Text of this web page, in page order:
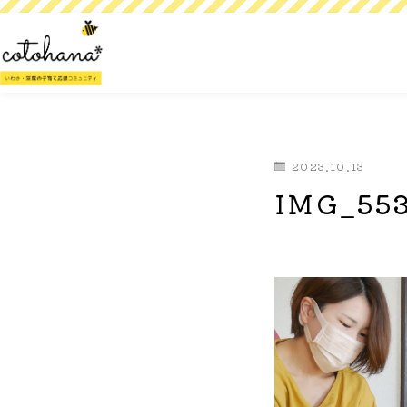
2023.10.13